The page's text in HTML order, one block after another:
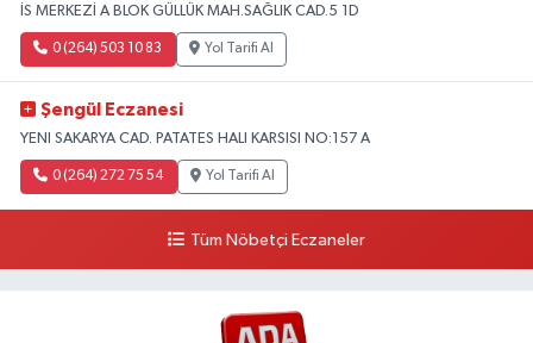
İS MERKEZİ A BLOK GÜLLÜK MAH.SAĞLIK CAD.5 1D
0 (264) 503 10 83 Yol Tarifi Al
Şengül Eczanesi
YENI SAKARYA CAD. PATATES HALI KARSISI NO:157 A
0 (264) 272 75 54 Yol Tarifi Al
Tüm Nöbetçi Eczaneler